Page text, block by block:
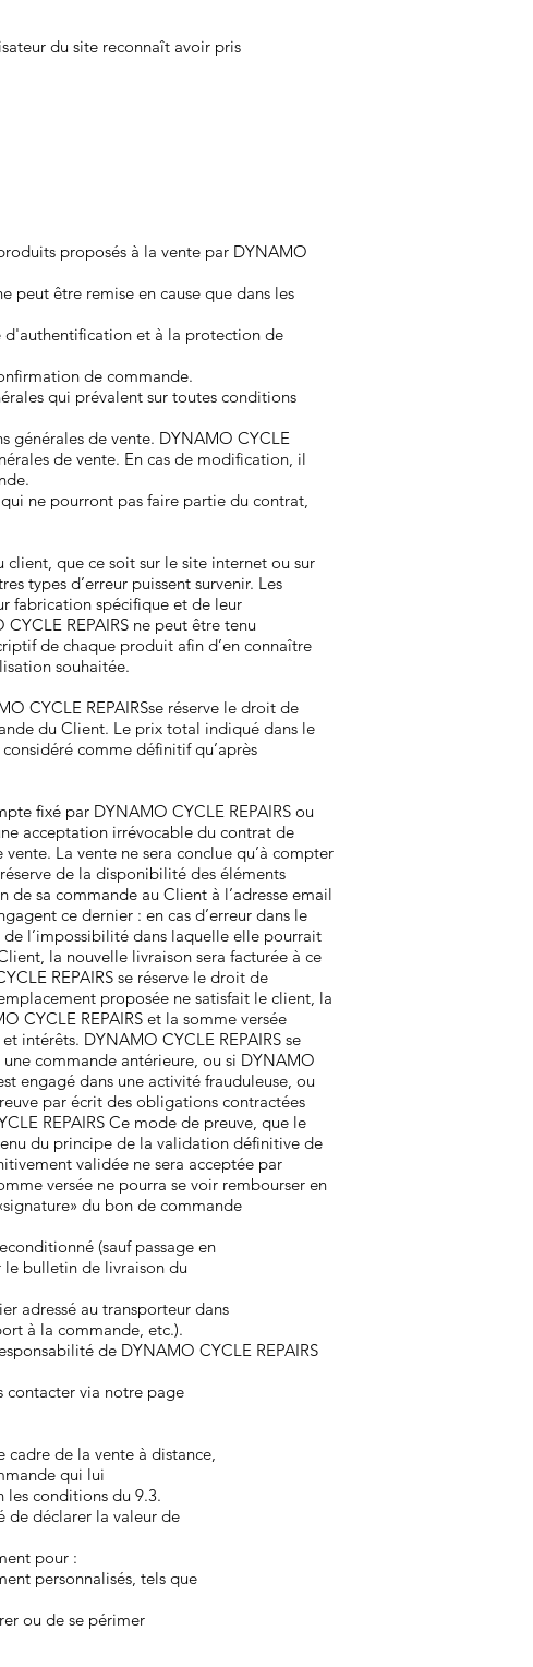
du site reconnaît avoir pris
proposés à la vente par DYNAMO
être remise en cause que dans les
d'authentification et à la protection de
de commande.
qui prévalent sur toutes conditions
générales de vente. DYNAMO CYCLE
de vente. En cas de modification, il
ne pourront pas faire partie du contrat,
client, que ce soit sur le site internet ou sur
types d’erreur puissent survenir. Les
fabrication spécifique et de leur
REPAIRS ne peut être tenu
de chaque produit afin d’en connaître
souhaitée.
CYCLE REPAIRSse réserve le droit de
du Client. Le prix total indiqué dans le
comme définitif qu’après
fixé par DYNAMO CYCLE REPAIRS ou
acceptation irrévocable du contrat de
La vente ne sera conclue qu’à compter
de la disponibilité des éléments
de sa commande au Client à l’adresse email
ce dernier : en cas d’erreur dans le
l’impossibilité dans laquelle elle pourrait
la nouvelle livraison sera facturée à ce
REPAIRS se réserve le droit de
proposée ne satisfait le client, la
CYCLE REPAIRS et la somme versée
intérêts. DYNAMO CYCLE REPAIRS se
commande antérieure, ou si DYNAMO
engagé dans une activité frauduleuse, ou
par écrit des obligations contractées
REPAIRS Ce mode de preuve, que le
du principe de la validation définitive de
validée ne sera acceptée par
versée ne pourra se voir rembourser en
du bon de commande
(sauf passage en
le bulletin de livraison du
adressé au transporteur dans
à la commande, etc.).
de DYNAMO CYCLE REPAIRS
contacter via notre page
cadre de la vente à distance,
qui lui
les conditions du 9.3.
de déclarer la valeur de
pour :
personnalisés, tels que
ou de se périmer